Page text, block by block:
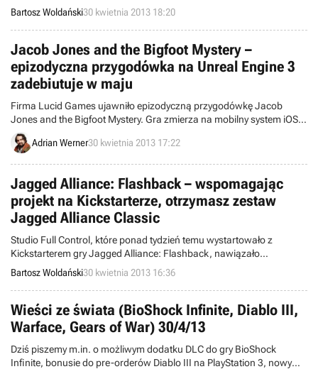
każdej grywalnej postaci przygotowano osobny filmik,
przedstawiający pokrótce ich dotychczasowe życie.
Bartosz Woldański30 kwietnia 2013 18:20
Jacob Jones and the Bigfoot Mystery –
epizodyczna przygodówka na Unreal Engine 3
zadebiutuje w maju
Firma Lucid Games ujawniło epizodyczną przygodówkę Jacob
Jones and the Bigfoot Mystery. Gra zmierza na mobilny system iOS
oraz konsolę przenośną PlayStation Vita.
Adrian Werner30 kwietnia 2013 17:22
Jagged Alliance: Flashback – wspomagając
projekt na Kickstarterze, otrzymasz zestaw
Jagged Alliance Classic
Studio Full Control, które ponad tydzień temu wystartowało z
Kickstarterem gry Jagged Alliance: Flashback, nawiązało
współpracę z firmą Humble Bundle, Inc., przez której system będzie
rozprowadzany zapowiedziany tytuł. Wszyscy ci, którzy wspomogą
projekt, otrzymają zestaw klasycznych odsłon serii.
Bartosz Woldański30 kwietnia 2013 16:36
Wieści ze świata (BioShock Infinite, Diablo III,
Warface, Gears of War) 30/4/13
Dziś piszemy m.in. o możliwym dodatku DLC do gry BioShock
Infinite, bonusie do pre-orderów Diablo III na PlayStation 3, nowym